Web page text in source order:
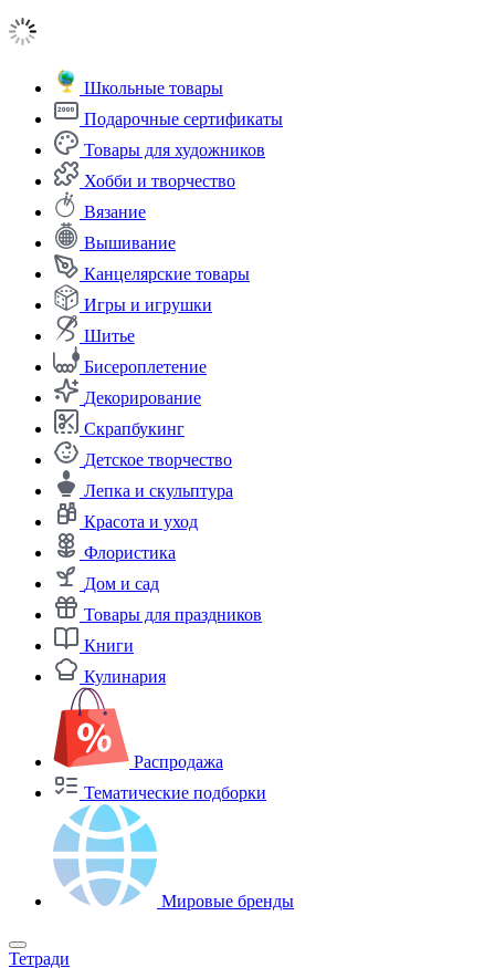
Школьные товары
Подарочные сертификаты
Товары для художников
Хобби и творчество
Вязание
Вышивание
Канцелярские товары
Игры и игрушки
Шитье
Бисероплетение
Декорирование
Скрапбукинг
Детское творчество
Лепка и скульптура
Красота и уход
Флористика
Дом и сад
Товары для праздников
Книги
Кулинария
Распродажа
Тематические подборки
Мировые бренды
Тетради